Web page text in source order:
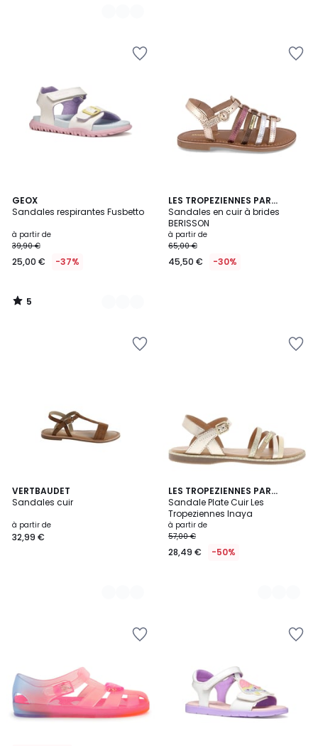
GEOX
Sandales respirantes Fusbetto
à partir de
39,90 €
25,00 € -37%
5
/
3
Couleurs
5
/
LES TROPEZIENNES PAR
M.BELARBI
Sandales en cuir à brides
BERISSON
à partir de
65,00 €
45,50 € -30%
VERTBAUDET
Sandales cuir
à partir de
32,99 €
2
Couleurs
LES TROPEZIENNES PAR
M.BELARBI
Sandale Plate Cuir Les
Tropeziennes Inaya
à partir de
57,00 €
28,49 € -50%
3
Couleurs